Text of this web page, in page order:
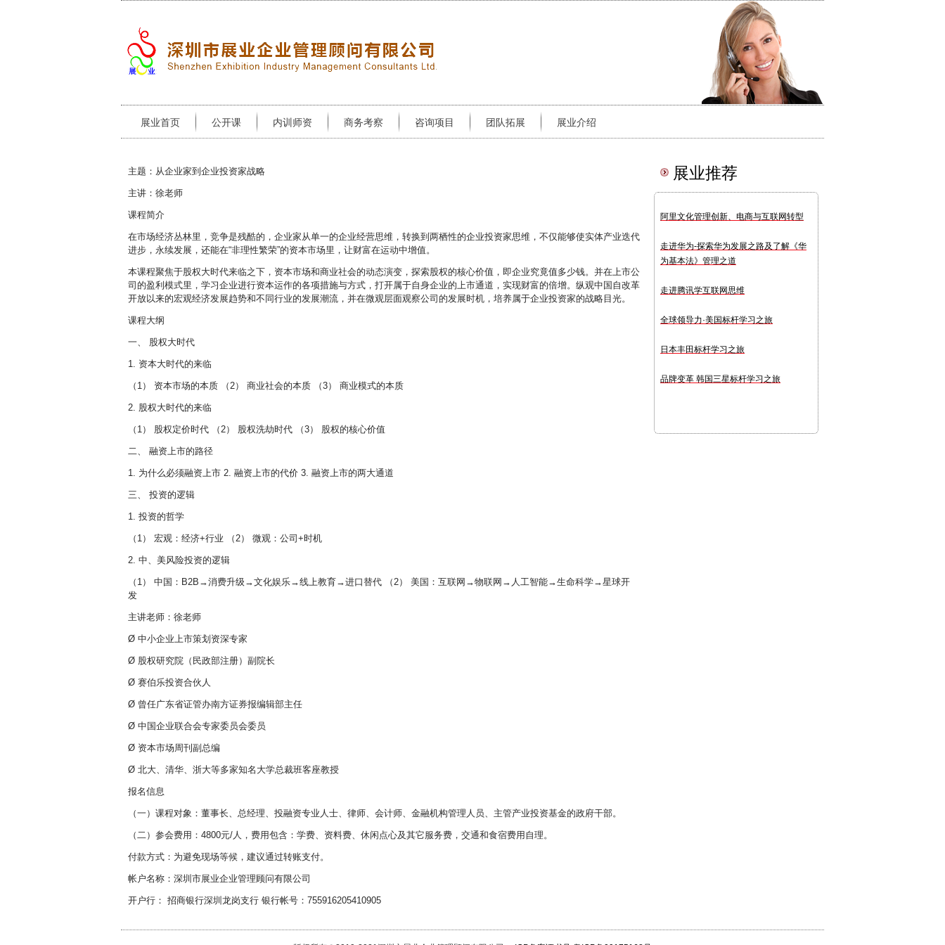
展业首页 公开课 内训师资 商务考察 咨询项目 团队拓展 展业介绍
主题：从企业家到企业投资家战略
主讲：徐老师
课程简介
在市场经济丛林里，竞争是残酷的，企业家从单一的企业经营思维，转换到两栖性的企业投资家思维，不仅能够使实体产业迭代
进步，永续发展，还能在“非理性繁荣”的资本市场里，让财富在运动中增值。
本课程聚焦于股权大时代来临之下，资本市场和商业社会的动态演变，探索股权的核心价值，即企业究竟值多少钱。并在上市公
司的盈利模式里，学习企业进行资本运作的各项措施与方式，打开属于自身企业的上市通道，实现财富的倍增。纵观中国自改革
开放以来的宏观经济发展趋势和不同行业的发展潮流，并在微观层面观察公司的发展时机，培养属于企业投资家的战略目光。
课程大纲
一、 股权大时代
1. 资本大时代的来临
（1） 资本市场的本质 （2） 商业社会的本质 （3） 商业模式的本质
2. 股权大时代的来临
（1） 股权定价时代 （2） 股权洗劫时代 （3） 股权的核心价值
二、 融资上市的路径
1. 为什么必须融资上市 2. 融资上市的代价 3. 融资上市的两大通道
三、 投资的逻辑
1. 投资的哲学
（1） 宏观：经济+行业 （2） 微观：公司+时机
2. 中、美风险投资的逻辑
（1） 中国：B2B→消费升级→文化娱乐→线上教育→进口替代 （2） 美国：互联网→物联网→人工智能→生命科学→星球开
发
主讲老师：徐老师
Ø 中小企业上市策划资深专家
Ø 股权研究院（民政部注册）副院长
Ø 赛伯乐投资合伙人
Ø 曾任广东省证管办南方证券报编辑部主任
Ø 中国企业联合会专家委员会委员
Ø 资本市场周刊副总编
Ø 北大、清华、浙大等多家知名大学总裁班客座教授
报名信息
（一）课程对象：董事长、总经理、投融资专业人士、律师、会计师、金融机构管理人员、主管产业投资基金的政府干部。
（二）参会费用：4800元/人，费用包含：学费、资料费、休闲点心及其它服务费，交通和食宿费用自理。
付款方式：为避免现场等候，建议通过转账支付。
帐户名称：深圳市展业企业管理顾问有限公司
开户行： 招商银行深圳龙岗支行 银行帐号：755916205410905
展业推荐
阿里文化管理创新、电商与互联网转型
走进华为-探索华为发展之路及了解《华
为基本法》管理之道
走进腾讯学互联网思维
全球领导力·美国标杆学习之旅
日本丰田标杆学习之旅
品牌变革 韩国三星标杆学习之旅